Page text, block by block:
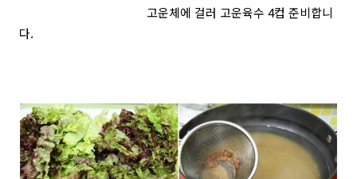
고운체에 걸러 고운육수 4컵 준비합니
다.